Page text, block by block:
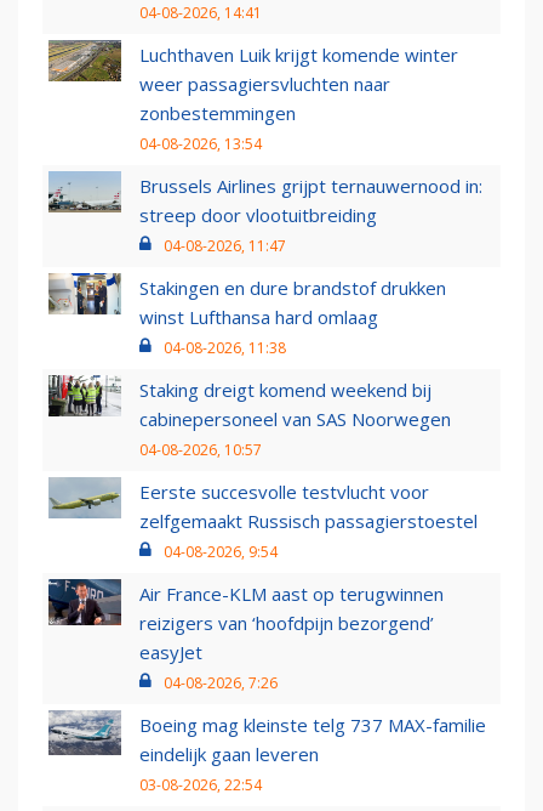
04-08-2026, 14:41
Luchthaven Luik krijgt komende winter
weer passagiersvluchten naar
zonbestemmingen
04-08-2026, 13:54
Brussels Airlines grijpt ternauwernood in:
streep door vlootuitbreiding
04-08-2026, 11:47
Stakingen en dure brandstof drukken
winst Lufthansa hard omlaag
04-08-2026, 11:38
Staking dreigt komend weekend bij
cabinepersoneel van SAS Noorwegen
04-08-2026, 10:57
Eerste succesvolle testvlucht voor
zelfgemaakt Russisch passagierstoestel
04-08-2026, 9:54
Air France-KLM aast op terugwinnen
reizigers van ‘hoofdpijn bezorgend’
easyJet
04-08-2026, 7:26
Boeing mag kleinste telg 737 MAX-familie
eindelijk gaan leveren
03-08-2026, 22:54